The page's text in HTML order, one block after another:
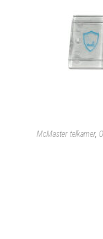
McMaster telkamer,